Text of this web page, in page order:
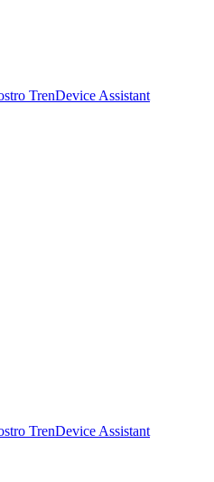
TrenDevice Assistant
TrenDevice Assistant